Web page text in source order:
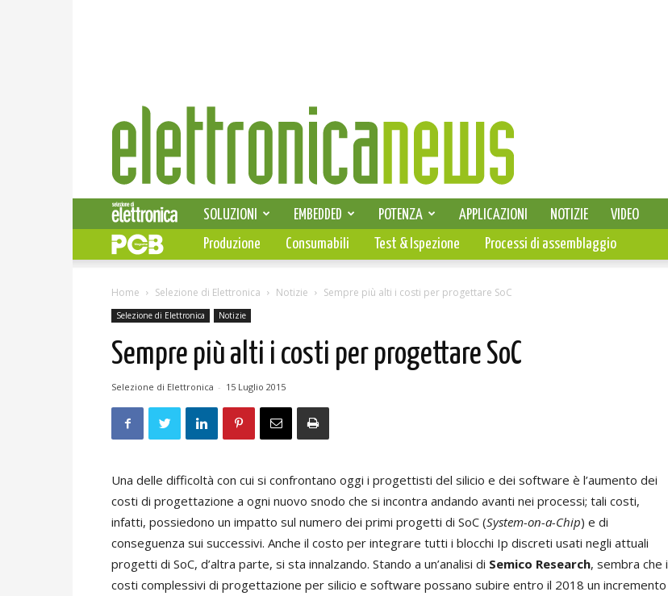
Elettronica
News
SELEZIONE DI ELETTRONICA
SOLUZIONI EMBEDDED POTENZA APPLICAZIONI NOTIZIE
VIDEO
PCB
Produzione Consumabili Test & Ispezione Processi di assemblaggio
Home Selezione di Elettronica Notizie Sempre più alti i costi per progettare SoC
Selezione di Elettronica Notizie
Sempre più alti i costi per progettare SoC
Selezione di Elettronica - 15 Luglio 2015
Una delle difficoltà con cui si confrontano oggi i progettisti del silicio e dei software è l’aumento dei
costi di progettazione a ogni nuovo snodo che si incontra andando avanti nei processi; tali costi,
infatti, possiedono un impatto sul numero dei primi progetti di SoC (System-on-a-Chip) e di
conseguenza sui successivi. Anche il costo per integrare tutti i blocchi Ip discreti usati negli attuali
progetti di SoC, d’altra parte, si sta innalzando. Stando a un’analisi di Semico Research, sembra che i
costi complessivi di progettazione per silicio e software possano subire entro il 2018 un incremento